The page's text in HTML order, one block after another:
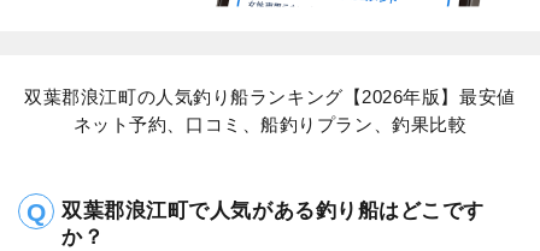
双葉郡浪江町の人気釣り船ランキング【2026年版】最安値
ネット予約、口コミ、船釣りプラン、釣果比較
双葉郡浪江町で人気がある釣り船はどこです
か？